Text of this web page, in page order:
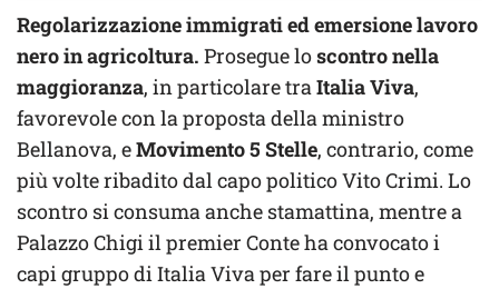
Regolarizzazione immigrati ed emersione lavoro
nero in agricoltura. Prosegue loscontro nella
maggioranza, in particolare traItalia Viva,
favorevole con la proposta della ministro
Bellanova, eMovimento 5 Stelle, contrario, come
più volte ribadito dal capo politico Vito Crimi. Lo
scontro si consuma anche stamattina, mentre a
Palazzo Chigi il premier Conte ha convocato i
capi gruppo di Italia Viva per fare il punto e